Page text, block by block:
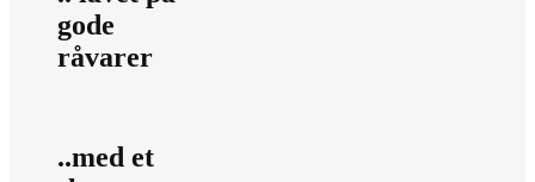
gode
råvarer
..med et